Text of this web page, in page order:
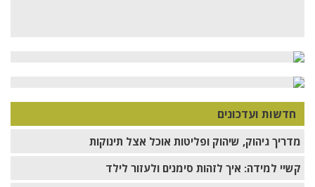
חדשות ועדכונים
מדריך גיהוק, שיהוק ופליטות אוכל אצל תינוקות
קשיי למידה: איך לזהות סימנים ולעזור לילד